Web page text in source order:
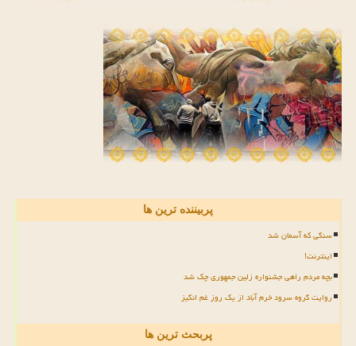
پربیننده ترین ها
سنگی که آسمان شد
اینترنت!
بچه مردم راهی جشنواره زلین جمهوری چک شد
روایت گروه سرود خرم آباد از یک روز غم انگیز
پربحث ترین ها